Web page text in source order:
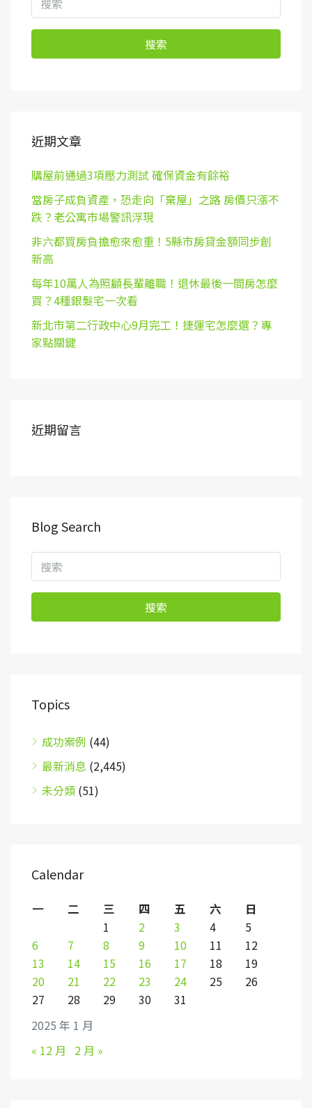
搜索
近期文章
購屋前通過3項壓力測試 確保資金有餘裕
當房子成負資產，恐走向「棄屋」之路 房價只漲不
跌？老公寓市場警訊浮現
非六都買房負擔愈來愈重！5縣市房貸金額同步創
新高
每年10萬人為照顧長輩離職！退休最後一間房怎麼
買？4種銀髮宅一次看
新北市第二行政中心9月完工！捷運宅怎麼選？專
家點關鍵
近期留言
Blog Search
搜索
Topics
成功案例 (44)
最新消息 (2,445)
未分類 (51)
Calendar
2025 年 1 月
一 二 三 四 五 六
日
1
2 3 4
5
6
7 8 9 10 11
12
13
14 15 16 17 18
19
20
21 22 23 24 25
26
27
28 29 30 31
« 12 月 2 月 »